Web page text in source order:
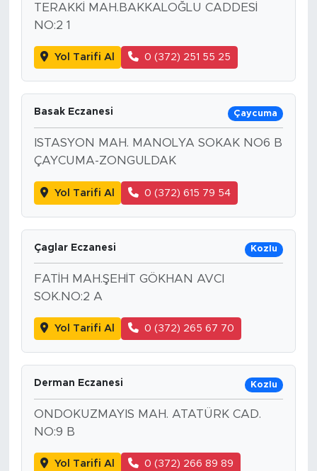
TERAKKİ MAH.BAKKALOĞLU CADDESİ
NO:2 1
Yol Tarifi Al 0 (372) 251 55 25
Basak Eczanesi Çaycuma
ISTASYON MAH. MANOLYA SOKAK NO6 B
ÇAYCUMA-ZONGULDAK
Yol Tarifi Al 0 (372) 615 79 54
Çaglar Eczanesi Kozlu
FATİH MAH.ŞEHİT GÖKHAN AVCI
SOK.NO:2 A
Yol Tarifi Al 0 (372) 265 67 70
Derman Eczanesi Kozlu
ONDOKUZMAYIS MAH. ATATÜRK CAD.
NO:9 B
Yol Tarifi Al 0 (372) 266 89 89